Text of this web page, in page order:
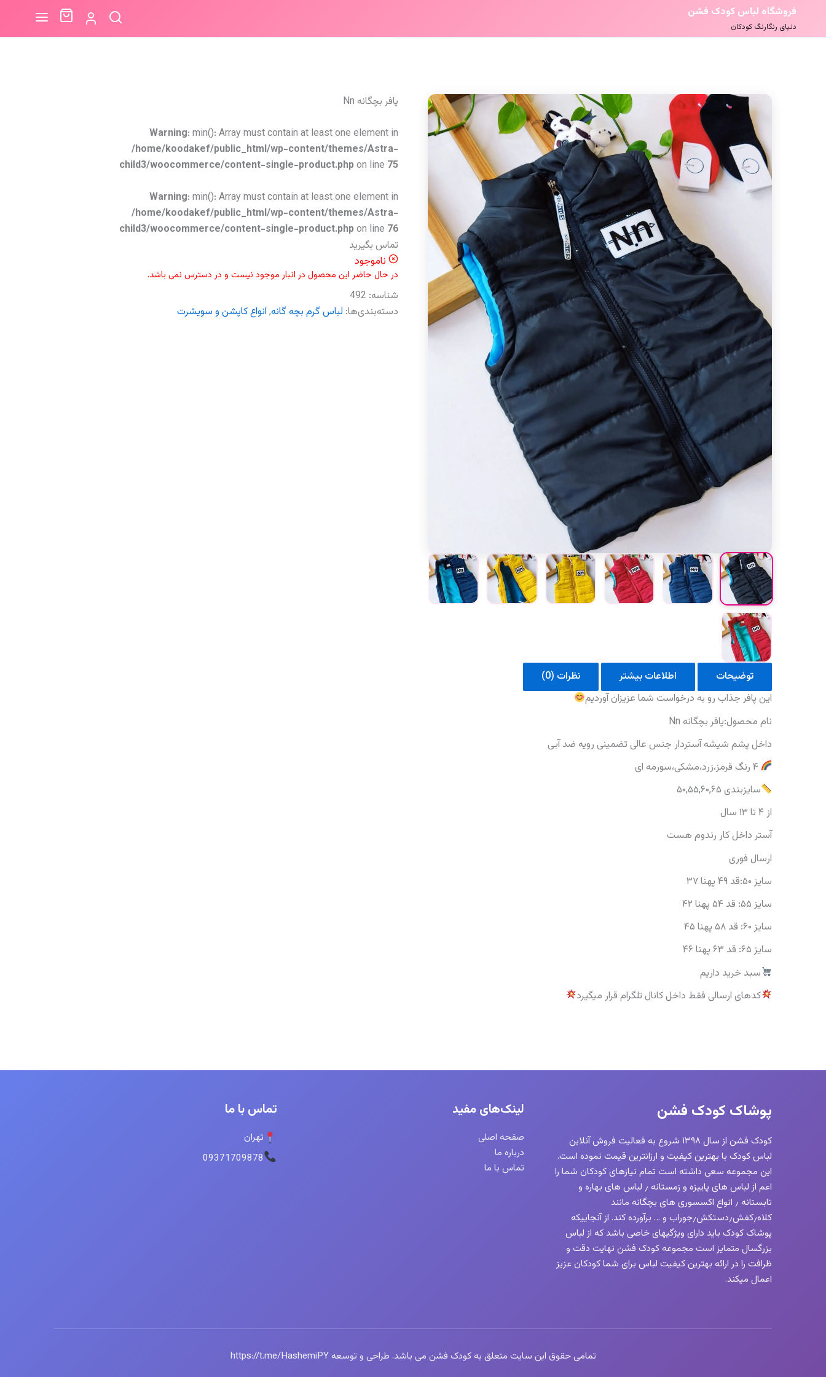
فروشگاه لباس کودک فشن
دنیای رنگارنگ کودکان
پافر بچگانه Nn
Warning: min(): Array must contain at least one element in
/home/koodakef/public_html/wp-content/themes/Astra-
child3/woocommerce/content-single-product.phpon line 75
Warning: min(): Array must contain at least one element in
/home/koodakef/public_html/wp-content/themes/Astra-
child3/woocommerce/content-single-product.phpon line 76
تماس بگیرید
ناموجود
در حال حاضر این محصول در انبار موجود نیست و در دسترس نمی باشد.
شناسه: 492
دسته‌بندی‌ها: لباس گرم بچه گانه, انواع کاپشن و سویشرت
توضیحات اطلاعات بیشتر
نظرات (0)
این پافر جذاب رو به درخواست شما عزیزان آوردیم
نام محصول:پافر بچگانه Nn
داخل پشم شیشه آستردار جنس عالی تضمینی رویه ضد آبی
سایزبندی ۵۰,۵۵,۶۰,۶۵
از ۴ تا ۱۳ سال
آستر داخل کار رندوم هست
ارسال فوری
سایز ۵۰:قد ۴۹ پهنا ۳۷
سایز ۵۵: قد ۵۴ پهنا ۴۲
سایز ۶۰: قد ۵۸ پهنا ۴۵
سایز ۶۵: قد ۶۳ پهنا ۴۶
سبد خرید داریم
کدهای ارسالی فقط داخل کانال تلگرام قرار میگیرد
پوشاک کودک فشن
کودک فشن از سال ۱۳۹۸ شروع به فعالیت فروش آنلاین
لباس کودک با بهترین کیفیت و ارزانترین قیمت نموده است.
این مجموعه سعی داشته است تمام نیازهای کودکان شما را
اعم از لباس های پاییزه و زمستانه ٫ لباس های بهاره و
تابستانه ٫ انواع اکسسوری های بچگانه مانند
کلاه٫کفش٫دستکش٫جوراب و … برآورده کند. از آنجاییکه
پوشاک کودک باید دارای ویژگیهای خاصی باشد که از لباس
بزرگسال متمایز است مجموعه کودک فشن نهایت دقت و
ظرافت را در ارائه بهترین کیفیت لباس برای شما کودکان عزیز
اعمال میکند.
لینک‌های مفید
صفحه اصلی
درباره ما
تماس با ما
تماس با ما
تهران
09371709878
تمامی حقوق این سایت متعلق به کودک فشن می باشد. طراحی و توسعه https://t.me/HashemiPY